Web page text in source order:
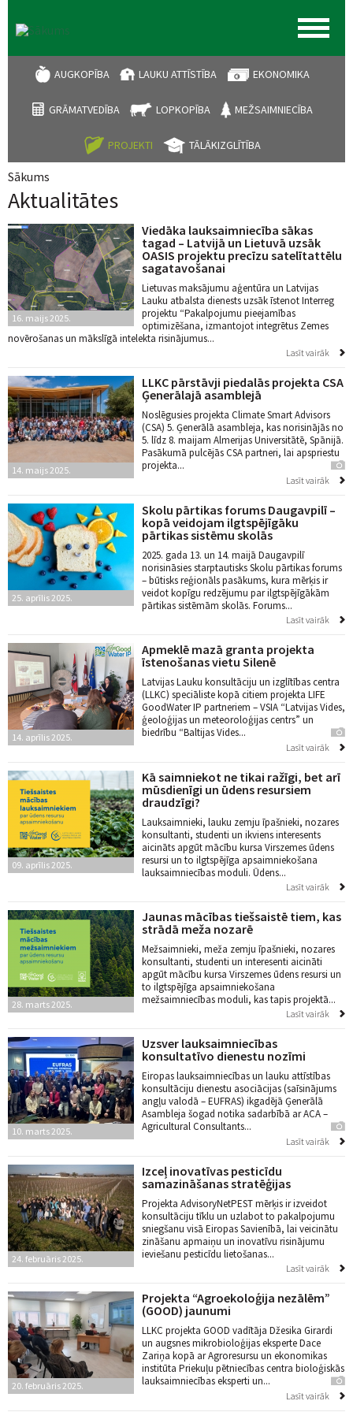
AUGKOPĪBA LAUKU ATTĪSTĪBA EKONOMIKA
GRĀMATVEDĪBA LOPKOPĪBA MEŽSAIMNIECĪBA
PROJEKTI TĀLĀKIZGLĪTĪBA
Jūs atrodaties šeit
Sākums
Aktualitātes
16. maijs 2025.
Viedāka lauksaimniecība sākas
tagad – Latvijā un Lietuvā uzsāk
OASIS projektu precīzu satelītattēlu
sagatavošanai
Lietuvas maksājumu aģentūra un Latvijas
Lauku atbalsta dienests uzsāk īstenot Interreg
projektu “Pakalpojumu pieejamības
optimizēšana, izmantojot integrētus Zemes
novērošanas un mākslīgā intelekta risinājumus...
Lasīt vairāk
14. maijs 2025.
LLKC pārstāvji piedalās projekta CSA
Ģenerālajā asamblejā
Noslēgusies projekta Climate Smart Advisors
(CSA) 5. Ģenerālā asambleja, kas norisinājās no
5. līdz 8. maijam Almerijas Universitātē, Spānijā.
Pasākumā pulcējās CSA partneri, lai apspriestu
projekta...
Lasīt vairāk
25. aprīlis 2025.
Skolu pārtikas forums Daugavpilī –
kopā veidojam ilgtspējīgāku
pārtikas sistēmu skolās
2025. gada 13. un 14. maijā Daugavpilī
norisināsies starptautisks Skolu pārtikas forums
– būtisks reģionāls pasākums, kura mērķis ir
veidot kopīgu redzējumu par ilgtspējīgākām
pārtikas sistēmām skolās. Forums...
Lasīt vairāk
14. aprīlis 2025.
Apmeklē mazā granta projekta
īstenošanas vietu Silenē
Latvijas Lauku konsultāciju un izglītības centra
(LLKC) speciāliste kopā citiem projekta LIFE
GoodWater IP partneriem – VSIA “Latvijas Vides,
ģeoloģijas un meteoroloģijas centrs” un
biedrību “Baltijas Vides...
Lasīt vairāk
09. aprīlis 2025.
Kā saimniekot ne tikai ražīgi, bet arī
mūsdienīgi un ūdens resursiem
draudzīgi?
Lauksaimnieki, lauku zemju īpašnieki, nozares
konsultanti, studenti un ikviens interesents
aicināts apgūt mācību kursa Virszemes ūdens
resursi un to ilgtspējīga apsaimniekošana
lauksaimniecības moduli. Ūdens...
Lasīt vairāk
28. marts 2025.
Jaunas mācības tiešsaistē tiem, kas
strādā meža nozarē
Mežsaimnieki, meža zemju īpašnieki, nozares
konsultanti, studenti un interesenti aicināti
apgūt mācību kursa Virszemes ūdens resursi un
to ilgtspējīga apsaimniekošana
mežsaimniecības moduli, kas tapis projektā...
Lasīt vairāk
10. marts 2025.
Uzsver lauksaimniecības
konsultatīvo dienestu nozīmi
Eiropas lauksaimniecības un lauku attīstības
konsultāciju dienestu asociācijas (saīsinājums
angļu valodā – EUFRAS) ikgadējā Ģenerālā
Asambleja šogad notika sadarbībā ar ACA –
Agricultural Consultants...
Lasīt vairāk
24. februāris 2025.
Izceļ inovatīvas pesticīdu
samazināšanas stratēģijas
Projekta AdvisoryNetPEST mērķis ir izveidot
konsultāciju tīklu un uzlabot to pakalpojumu
sniegšanu visā Eiropas Savienībā, lai veicinātu
zināšanu apmaiņu un inovatīvu risinājumu
ieviešanu pesticīdu lietošanas...
Lasīt vairāk
20. februāris 2025.
Projekta “Agroekoloģija nezālēm”
(GOOD) jaunumi
LLKC projekta GOOD vadītāja Džesika Girardi
un augsnes mikrobioloģijas eksperte Dace
Zariņa kopā ar Agroresursu un ekonomikas
institūta Priekuļu pētniecības centra bioloģiskās
lauksaimniecības eksperti un...
Lasīt vairāk